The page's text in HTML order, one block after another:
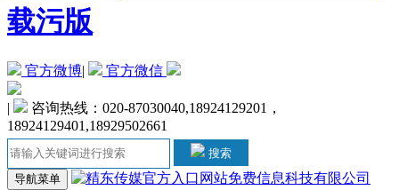
载污版
官方微博| 官方微信
|
咨询热线：020-87030040,18924129201，
18924129401,18929502661
搜索
导航菜单